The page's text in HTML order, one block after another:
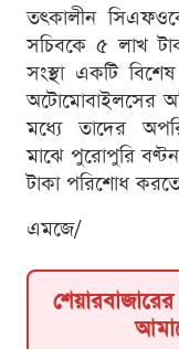
তৎকালীন
সচিবকে ৫ লাখ
সংস্থা একটি
অটোমোবাইলসের
মধ্যে তাদের
মাঝে পুরোপুরি
টাকা পরিশোধ
এমজে/